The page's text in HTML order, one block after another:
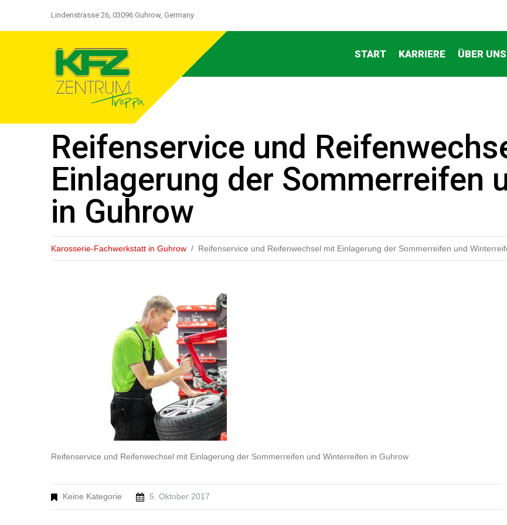
Lindenstrasse 26, 03096 Guhrow, Germany
START KARRIERE ÜBER UNS
Reifenservice und
Einlagerung der Sommerreifen
in Guhrow
Karosserie-Fachwerkstatt in Guhrow Reifenservice und Reifenwechsel mit Einlagerung der Sommerreifen und
Reifenservice und Reifenwechsel mit Einlagerung der Sommerreifen und Winterreifen in Guhrow
Keine Kategorie 5. Oktober 2017